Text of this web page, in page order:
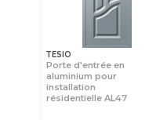
TESIO
Porte d'entrée en
aluminium pour
installation
résidentielle AL47